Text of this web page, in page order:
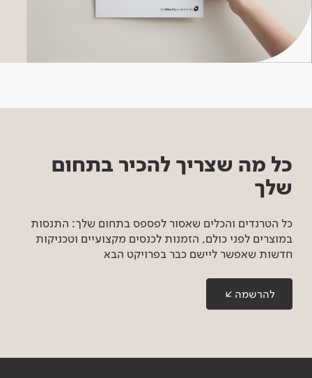
כל מה שצריך להכיר בתחום
שלך
כל הטרנדים והכלים שאסור לפספס בתחום שלך: התנסות
במוצרים לפני כולם, הזמנות לכנסים מקצועיים וטכניקות
חדשות שאפשר ליישם כבר בפרויקט הבא
להרשמה